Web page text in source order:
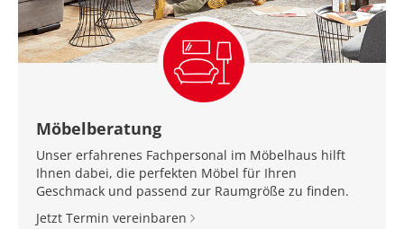
Möbelberatung
Unser erfahrenes Fachpersonal im Möbelhaus hilft
Ihnen dabei, die perfekten Möbel für Ihren
Geschmack und passend zur Raumgröße zu finden.
Jetzt Termin vereinbaren